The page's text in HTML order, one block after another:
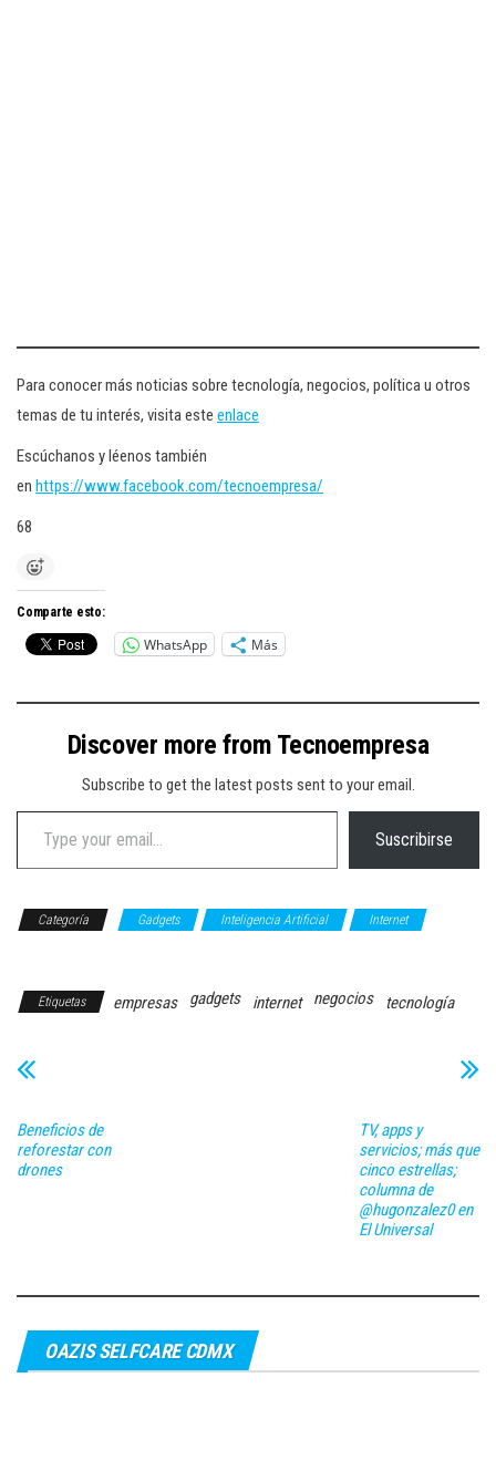
Para conocer más noticias sobre tecnología, negocios, política u otros
temas de tu interés, visita este enlace
Escúchanos y léenos también
en https://www.facebook.com/tecnoempresa/
68
Comparte esto:
WhatsApp Más
Discover more from Tecnoempresa
Subscribe to get the latest posts sent to your email.
Type your email…
Suscribirse
Categoría Gadgets Inteligencia Artificial
Internet
Etiquetas empresas gadgets internet negocios tecnología
Beneficios de
reforestar con
drones
TV, apps y
servicios; más que
cinco estrellas;
columna de
@hugonzalez0 en
El Universal
OAZIS SELFCARE CDMX